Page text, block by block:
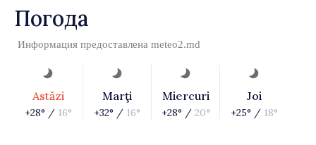
Погода
Информация предоставлена meteo2.md
Astăzi
+28° / 16°
Marţi
+32° / 16°
Miercuri
+28° / 20°
Joi
+25° / 18°